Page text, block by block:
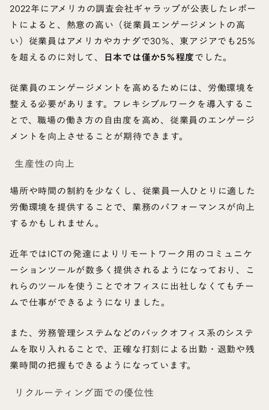
2022年にアメリカの調査会社ギャラップが公表したレポー
トによると、熱意の高い（従業員エンゲージメントの高
い）従業員はアメリカやカナダで30％、東アジアでも25％
を超えるのに対して、 日本では僅か5％程度でした。
従業員のエンゲージメントを高めるためには、労働環境を
整える必要があります。フレキシブルワークを導入するこ
とで、職場の働き方の自由度を高め、従業員のエンゲージ
メントを向上させることが期待できます。
生産性の向上
場所や時間の制約を少なくし、従業員一人ひとりに適した
労働環境を提供することで、業務のパフォーマンスが向上
するかもしれません。
近年ではICTの発達によりリモートワーク用のコミュニケ
ーションツールが数多く提供されるようになっており、こ
れらのツールを使うことでオフィスに出社しなくてもチー
ムで仕事ができるようになりました。
また、労務管理システムなどのバックオフィス系のシステ
ムを取り入れることで、正確な打刻による出勤・退勤や残
業時間の把握もできるようになっています。
リクルーティング面での優位性